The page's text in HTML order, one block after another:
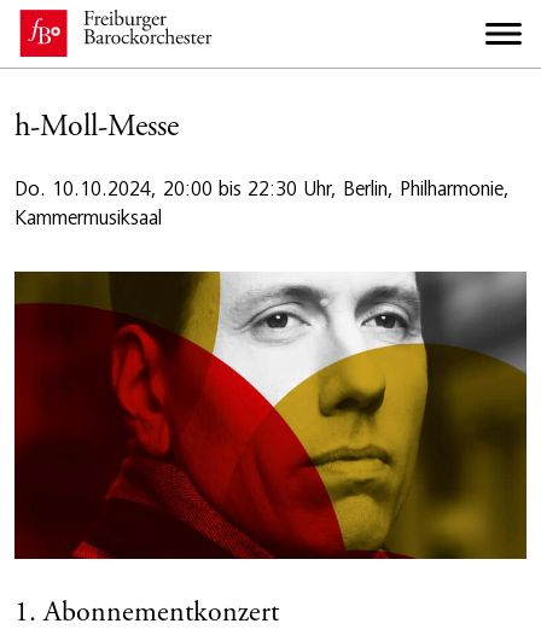
h-Moll-Messe
Do. 10.10.2024, 20:00 bis 22:30 Uhr, Berlin, Philharmonie,
Kammermusiksaal
1. Abonnementkonzert